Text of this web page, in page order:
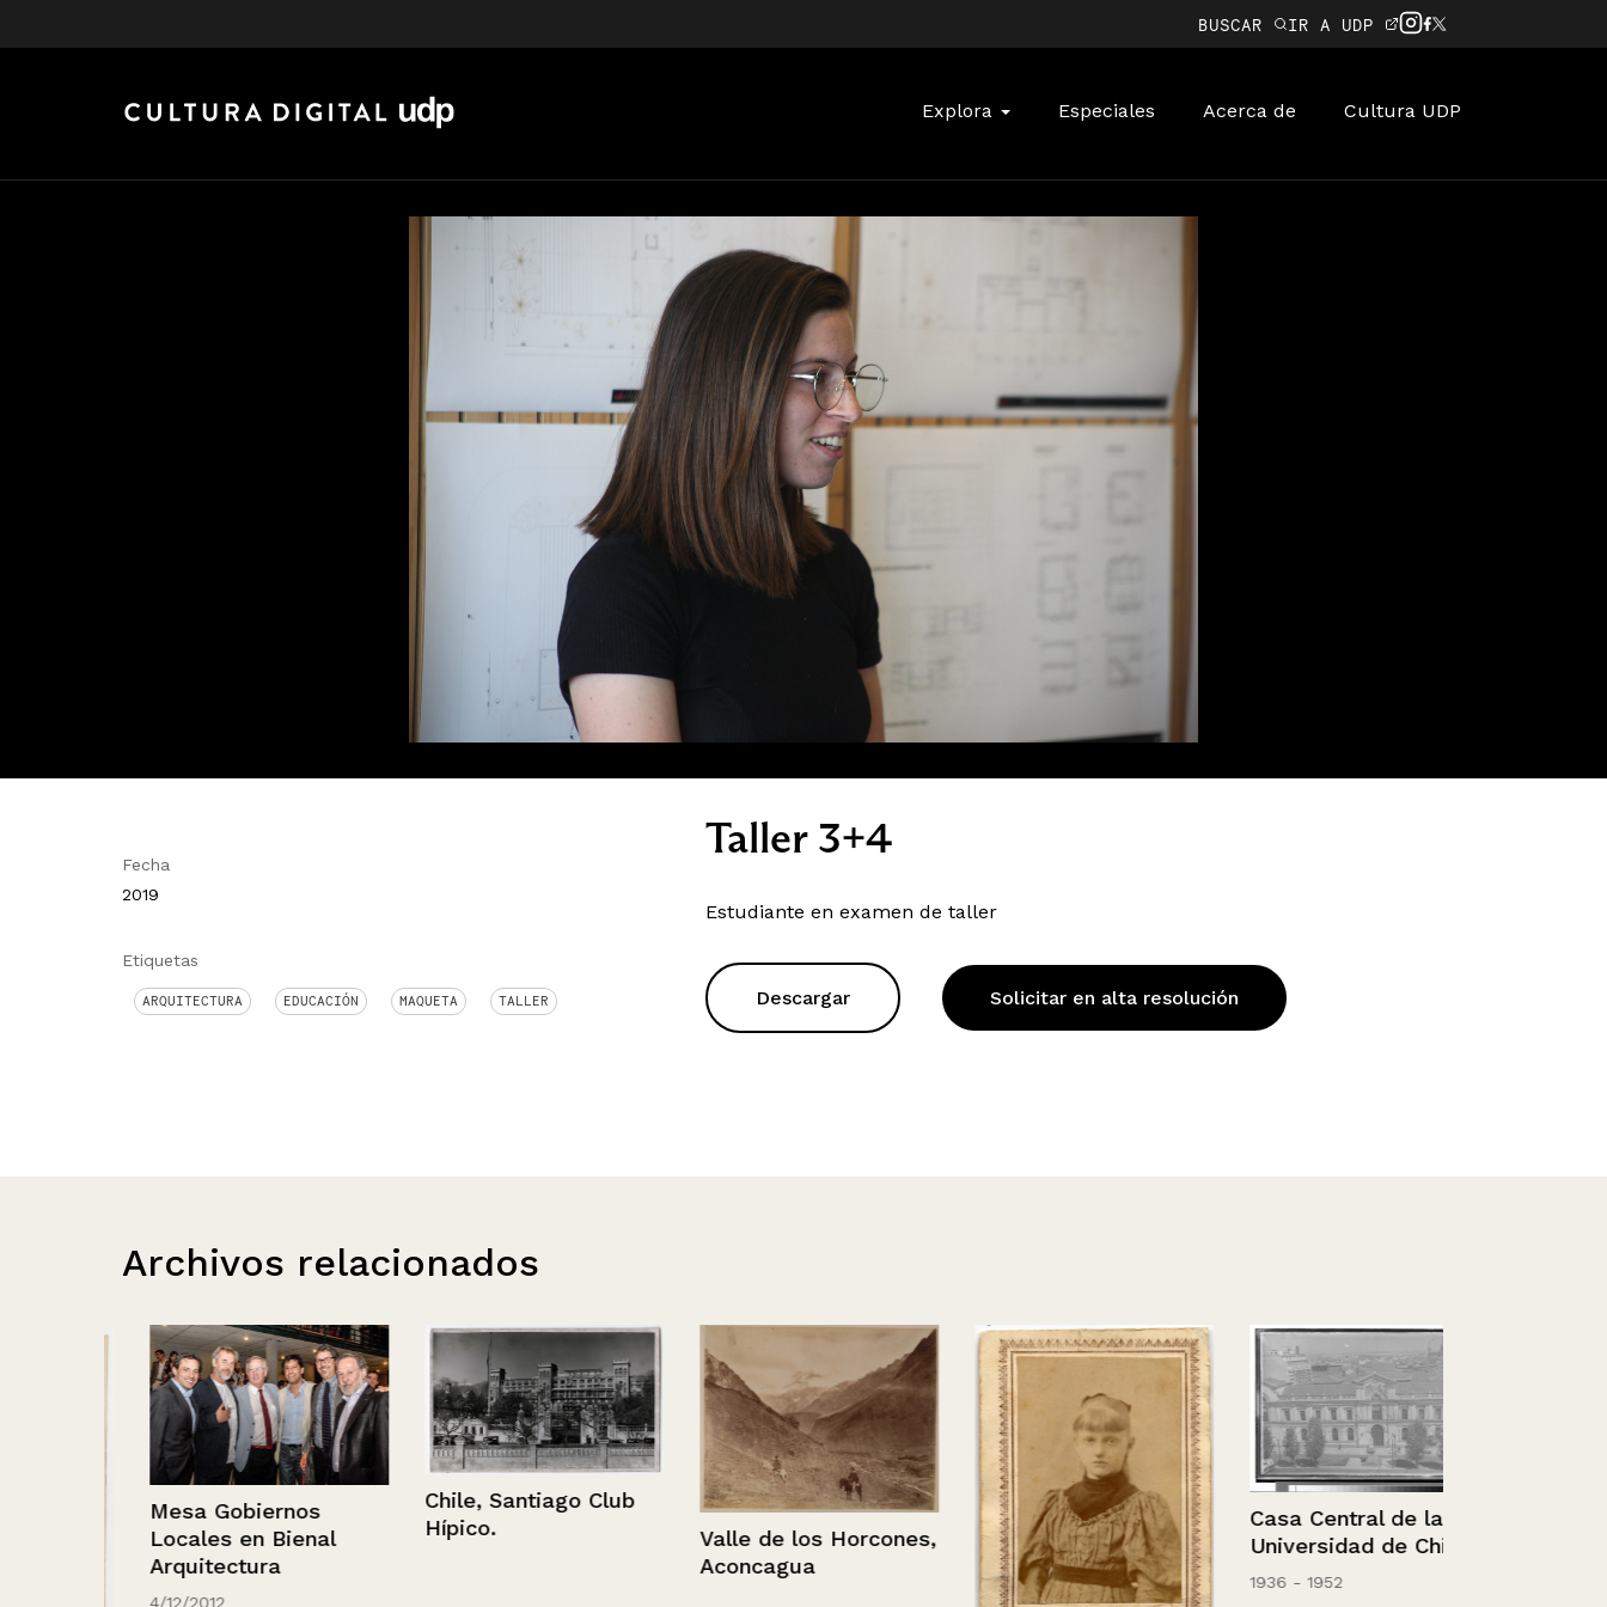
BUSCAR IR A UDP
Explora Especiales Acerca de Cultura UDP
Fecha
2019
Etiquetas
ARQUITECTURA EDUCACIÓN MAQUETA TALLER
Taller 3+4
Estudiante en examen de taller
Descargar Solicitar en alta resolución
Archivos relacionados
Mesa Gobiernos
Locales en Bienal
Arquitectura
4/12/2012
Chile, Santiago Club
Hípico.
Valle de los Horcones,
Aconcagua
Casa Central de la
Universidad de Chile
1936 - 1952